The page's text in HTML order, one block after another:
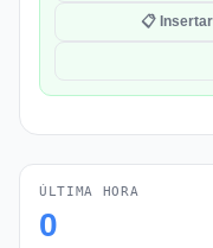
📋
ÚLTIMA HORA
0